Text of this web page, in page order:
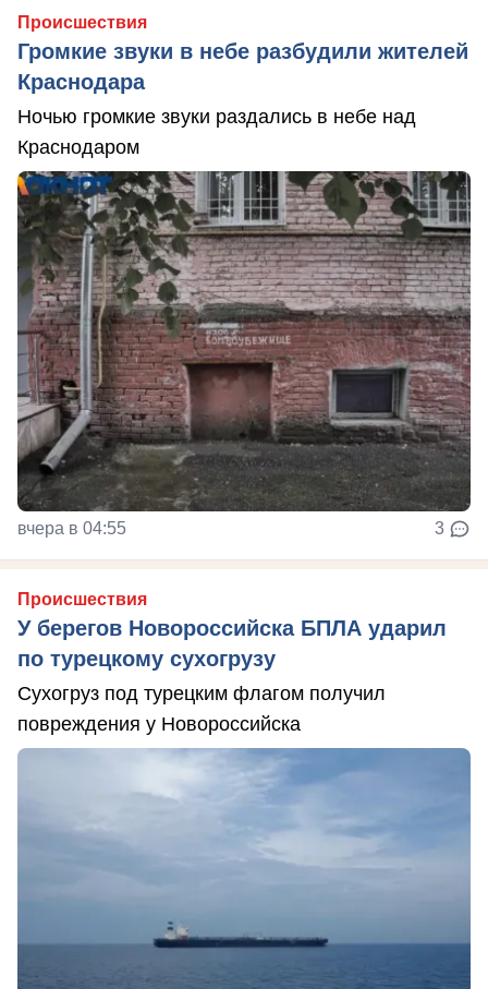
Происшествия
Громкие звуки в небе разбудили жителей
Краснодара
Ночью громкие звуки раздались в небе над
Краснодаром
вчера в 04:55 3
Происшествия
У берегов Новороссийска БПЛА ударил
по турецкому сухогрузу
Сухогруз под турецким флагом получил
повреждения у Новороссийска